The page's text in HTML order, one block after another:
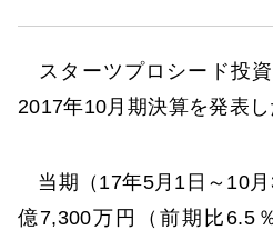
スターツプロシード投資
2017年10月期決算を発表し
当期（17年5月1日～10
億7,300万円（前期比6.5